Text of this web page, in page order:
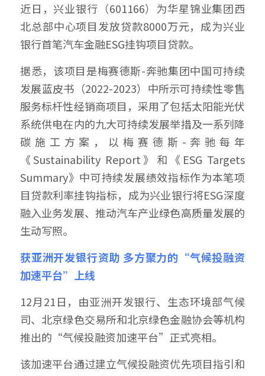
近日，兴业银行（601166）为华星锦业集团西
北总部中心项目发放贷款8000万元，成为兴业
银行首笔汽车金融ESG挂钩项目贷款。
据悉，该项目是梅赛德斯-奔驰集团中国可持续
发展蓝皮书（2022-2023）中所示可持续性零售
服务标杆性经销商项目，采用了包括太阳能光伏
系统供电在内的九大可持续发展举措及一系列降
碳施工方案，以梅赛德斯-奔驰每年
《Sustainability Report》和《ESG Targets
Summary》中可持续发展绩效指标作为本笔项
目贷款利率挂钩指标，成为兴业银行将ESG深度
融入业务发展、推动汽车产业绿色高质量发展的
生动写照。
获亚洲开发银行资助 多方聚力的“气候投融资
加速平台”上线
12月21日，由亚洲开发银行、生态环境部气候
司、北京绿色交易所和北京绿色金融协会等机构
推出的“气候投融资加速平台”正式亮相。
该加速平台通过建立气候投融资优先项目指引和